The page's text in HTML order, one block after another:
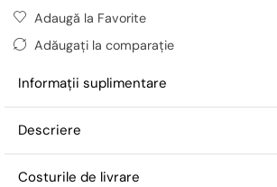
Adaugă la Favorite
Adăugați la comparație
Informații suplimentare
Descriere
Costurile de livrare